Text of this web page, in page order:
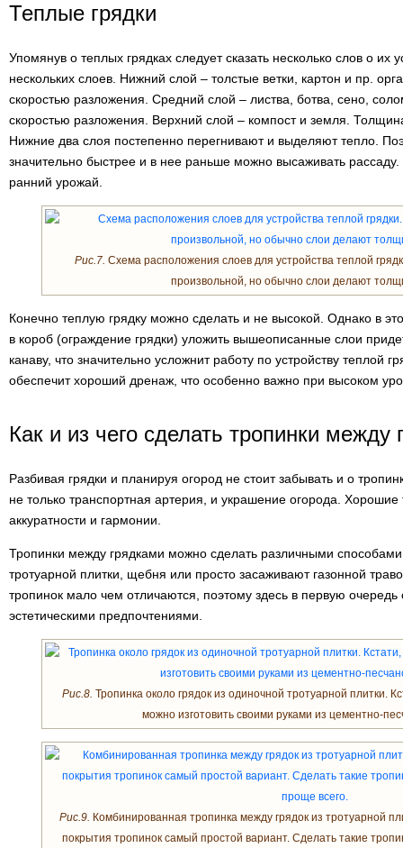
Теплые грядки
Упомянув о теплых грядках следует сказать несколько слов о их
нескольких слоев. Нижний слой – толстые ветки, картон и пр.
скоростью разложения. Средний слой – листва, ботва, сено,
скоростью разложения. Верхний слой – компост и земля.
Нижние два слоя постепенно перегнивают и выделяют тепло.
значительно быстрее и в нее раньше можно высаживать
ранний урожай.
Рис.7. Схема расположения слоев для устройства теплой
произвольной, но обычно слои делают
Конечно теплую грядку можно сделать и не высокой. Однако в
в короб (ограждение грядки) уложить вышеописанные слои
канаву, что значительно усложнит работу по устройству теплой
обеспечит хороший дренаж, что особенно важно при высоком
Как и из чего сделать тропинки между
Разбивая грядки и планируя огород не стоит забывать и о
не только транспортная артерия, и украшение огорода.
аккуратности и гармонии.
Тропинки между грядками можно сделать различными
тротуарной плитки, щебня или просто засаживают газонной
тропинок мало чем отличаются, поэтому здесь в первую очередь
эстетическими предпочтениями.
Рис.8. Тропинка около грядок из одиночной тротуарной плитки.
можно изготовить своими руками из цементно-
Рис.9. Комбинированная тропинка между грядок из тротуарной
покрытия тропинок самый простой вариант. Сделать такие